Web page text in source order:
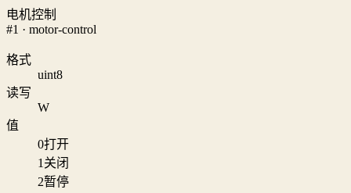
电机控制
#1 · motor-control
格式
uint8
读写
W
值
0打开
1 关闭
2暂停